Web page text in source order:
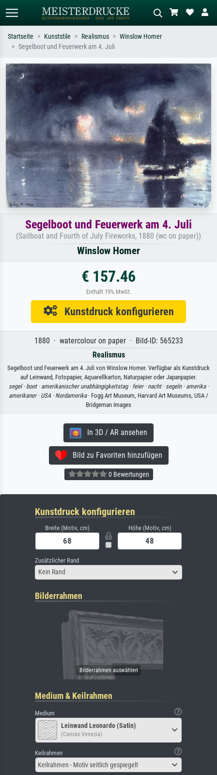
Suchen Sie nach Künstlern, Werktiteln
oder Stilen – z.B. Monet,
Sternennacht, Impressionismus, Welle
Hokusai, Akt.
Beschreiben Sie die Szene – z.B. Grüne
Wiese, Abstrakt mit viel Rot, Dunkles
Ölgemälde, Stehender Akt neben einem
Baum.
Startseite Kunststile Realismus
Winslow Homer
Segelboot und Feuerwerk am 4. Juli
Segelboot und Feuerwerk am 4. Juli
(Sailboat and Fourth of July Fireworks, 1880 (wc on paper))
Winslow Homer
€ 157.46
Enthält 19% MwSt.
Kunstdruck konfigurieren
1880 · watercolour on paper · Bild-ID: 565233
Realismus
Segelboot und Feuerwerk am 4. Juli von Winslow Homer. Verfügbar als Kunstdruck
auf Leinwand, Fotopapier, Aquarellkarton, Naturpapier oder Japanpapier.
segel · boot · amerikanischer unabhängigkeitstag · feier · nacht · segeln · amerika ·
amerikaner · USA · Nordamerika· Fogg Art Museum, Harvard Art Museums, USA /
Bridgeman Images
In 3D / AR ansehen
Bild zu Favoriten hinzufügen
0 Bewertungen
Kunstdruck konfigurieren
Breite (Motiv, cm) Höhe (Motiv, cm)
Zusätzlicher Rand
Kein Rand
Bilderrahmen
Medium & Keilrahmen
Medium
Leinwand Leonardo (Satin)
(Canvas Venezia)
Keilrahmen
Keilrahmen - Motiv seitlich gespiegelt